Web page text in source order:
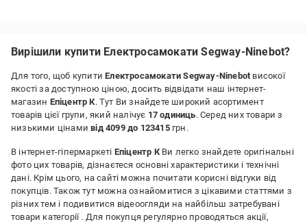
Вирішили купити Електросамокати Segway-Ninebot?
Для того, щоб купитиЕлектросамокати Segway-Ninebotвисокої
якості за доступною ціною, досить відвідати наш інтернет-
магазин Епіцентр К. Тут Ви знайдете широкий асортимент
товарів цієї групи, який налічує 17 одиниць. Серед них товари з
низькими цінамивід 4099 до 123415грн.
В інтернет-гіпермаркеті Епіцентр КВи легко знайдете оригінальні
фото цих товарів, дізнаєтеся основні характеристики і технічні
дані. Крім цього, на сайті можна почитати корисні відгуки від
покупців. Також тут можна ознайомитися з цікавими статтями з
різних тем і подивитися відеоогляди на найбільш затребувані
товари категорії . Для покупця регулярно проводяться акції,